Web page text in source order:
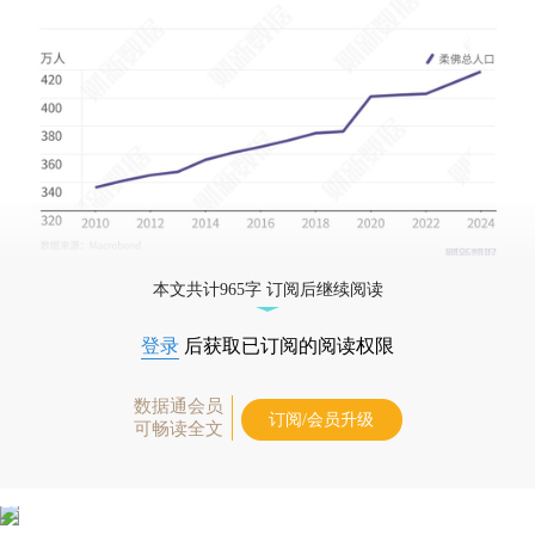
本文共计965字 订阅后继续阅读
登录 后获取已订阅的阅读权限
数据通会员
可畅读全文
订阅/会员升级